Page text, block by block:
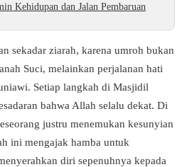
Kehidupan dan Jalan Pembaruan
sekadar ziarah, karena umroh bukan
Suci, melainkan perjalanan hati
Setiap langkah di Masjidil
bahwa Allah selalu dekat. Di
justru menemukan kesunyian
ini mengajak hamba untuk
diri sepenuhnya kepada